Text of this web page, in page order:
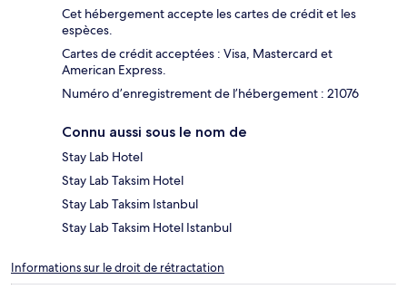
Cet hébergement accepte les cartes de crédit et les
espèces.
Cartes de crédit acceptées : Visa, Mastercard et
American Express.
Numéro d’enregistrement de l’hébergement : 21076
Connu aussi sous le nom de
Stay Lab Hotel
Stay Lab Taksim Hotel
Stay Lab Taksim Istanbul
Stay Lab Taksim Hotel Istanbul
Informations sur le droit de rétractation